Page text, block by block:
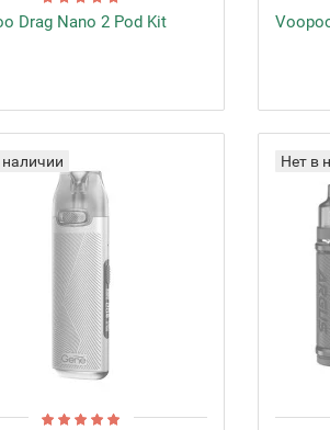
Drag Nano 2 Pod Kit
наличии Нет в